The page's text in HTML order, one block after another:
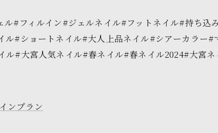
#フィルイン#ジェルネイル#フットネイル#持ち込
#ショートネイル#大人上品ネイル#シアーカラー
ル#大宮人気ネイル#春ネイル#春ネイル2024#大宮
ンプラン